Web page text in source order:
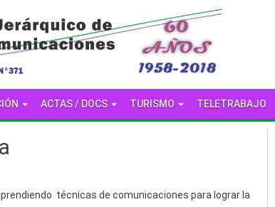
ACTAS / DOCS TURISMO TELETRABAJO
técnicas de comunicaciones para lograr la